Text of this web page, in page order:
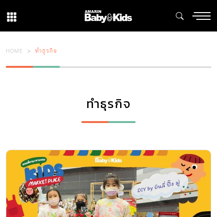
HOME ทำธุรกิจ
ทำธุรกิจ